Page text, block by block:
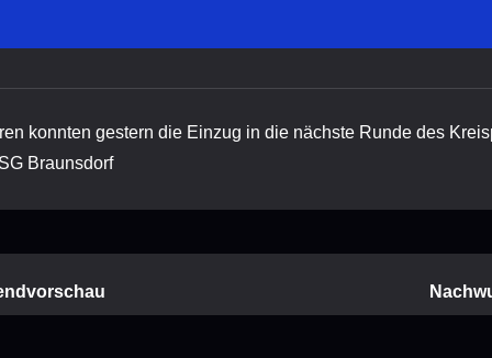
konnten gestern die Einzug in die nächste Runde des
Braunsdorf